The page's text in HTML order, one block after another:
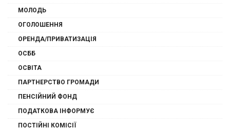
МОЛОДЬ
ОГОЛОШЕННЯ
ОРЕНДА/ПРИВАТИЗАЦІЯ
ОСББ
ОСВІТА
ПАРТНЕРСТВО ГРОМАДИ
ПЕНСІЙНИЙ ФОНД
ПОДАТКОВА ІНФОРМУЄ
ПОСТІЙНІ КОМІСІЇ